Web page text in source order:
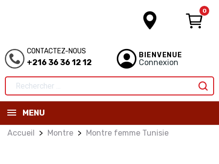
0
CONTACTEZ-NOUS
+216 36 36 12 12
BIENVENUE
Connexion
MENU
Accueil Montre Montre femme Tunisie